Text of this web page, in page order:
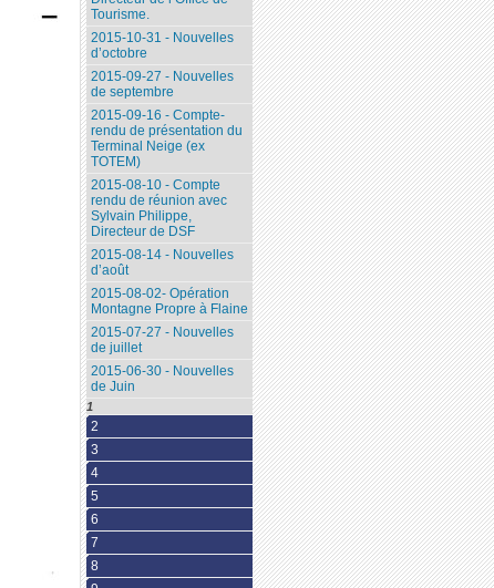
Tourisme.
2015-10-31 - Nouvelles
d’octobre
2015-09-27 - Nouvelles
de septembre
2015-09-16 - Compte-
rendu de présentation du
Terminal Neige (ex
TOTEM)
2015-08-10 - Compte
rendu de réunion avec
Sylvain Philippe,
Directeur de DSF
2015-08-14 - Nouvelles
d’août
2015-08-02- Opération
Montagne Propre à Flaine
2015-07-27 - Nouvelles
de juillet
2015-06-30 - Nouvelles
de Juin
1
2
3
4
5
6
7
8